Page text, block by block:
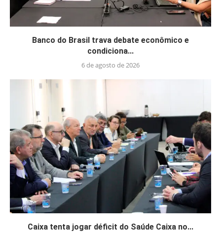
Banco do Brasil trava debate econômico e
condiciona...
6 de agosto de 2026
Caixa tenta jogar déficit do Saúde Caixa no...